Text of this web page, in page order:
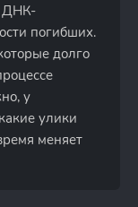
ДНК-
погибших.
долго
у
улики
меняет